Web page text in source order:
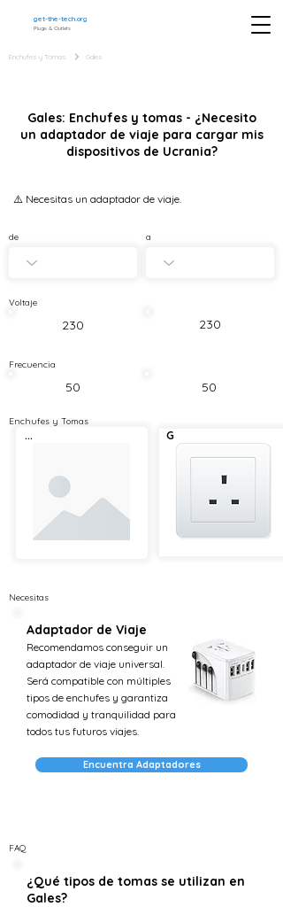
get-the-tech.org
Plugs & Outlets
Enchufes y Tomas Gales
Gales: Enchufes y tomas - ¿Necesito
un adaptador de viaje para cargar mis
dispositivos de Ucrania?
⚠️ Necesitas un adaptador de viaje.
de a
Voltaje
230 230
Frecuencia
50 50
Enchufes y Tomas
... G
Necesitas
Adaptador de Viaje
Recomendamos conseguir un
adaptador de viaje universal.
Será compatible con múltiples
tipos de enchufes y garantiza
comodidad y tranquilidad para
todos tus futuros viajes.
Encuentra Adaptadores
FAQ
¿Qué tipos de tomas se utilizan en
Gales?